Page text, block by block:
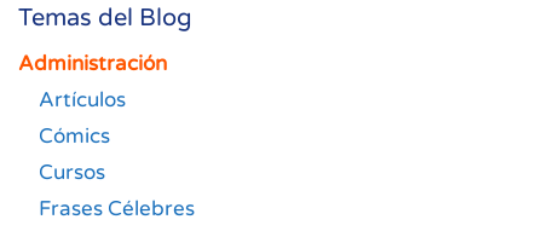
Temas del Blog
Administración
Artículos
Cómics
Cursos
Frases Célebres